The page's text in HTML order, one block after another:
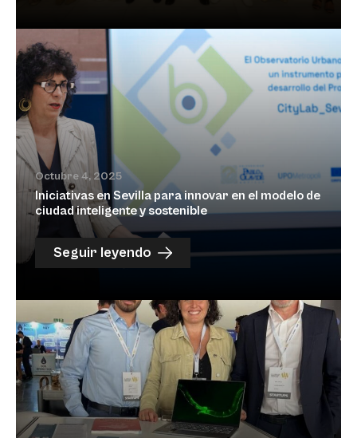
Octubre 4, 2025
Iniciativas en Sevilla para innovar en el modelo de
ciudad inteligente y sostenible
Seguir leyendo